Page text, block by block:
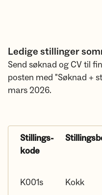
Ledige stillinger
Send søknad og CV til
posten med "Søknad +
mars 2026.
Stillings-
kode
K001s Kokk